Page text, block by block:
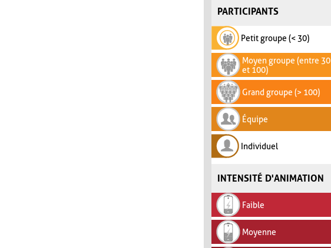
PARTICIPANTS
Petit groupe (< 30)
Moyen groupe (entre 30
et 100)
Grand groupe (> 100)
Équipe
Individuel
INTENSITÉ D'ANIMATION
Faible
Moyenne